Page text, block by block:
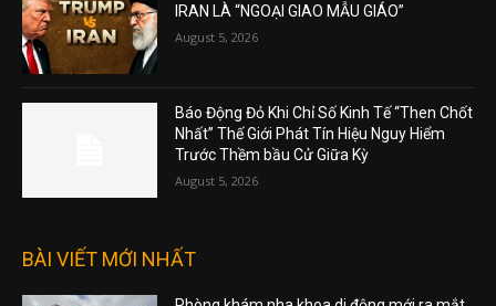
IRAN LÀ “NGOẠI GIAO MẪU GIÁO”
August 5, 2026
Báo Động Đỏ Khi Chỉ Số Kinh Tế “Then Chốt
Nhất” Thế Giới Phát Tín Hiệu Nguy Hiểm
Trước Thềm bầu Cử Giữa Kỳ
August 5, 2026
BÀI VIẾT MỚI NHẤT